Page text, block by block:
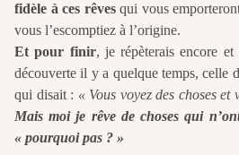
fidèle à ces rêvesqui vous
vous l’escomptiez à l’origine.
Et pour finir, je répèterais encore et
découverte il y a quelque temps, celle
qui disait : « Vous voyez des choses
Mais moi je rêve de choses qui
« pourquoi pas ? »